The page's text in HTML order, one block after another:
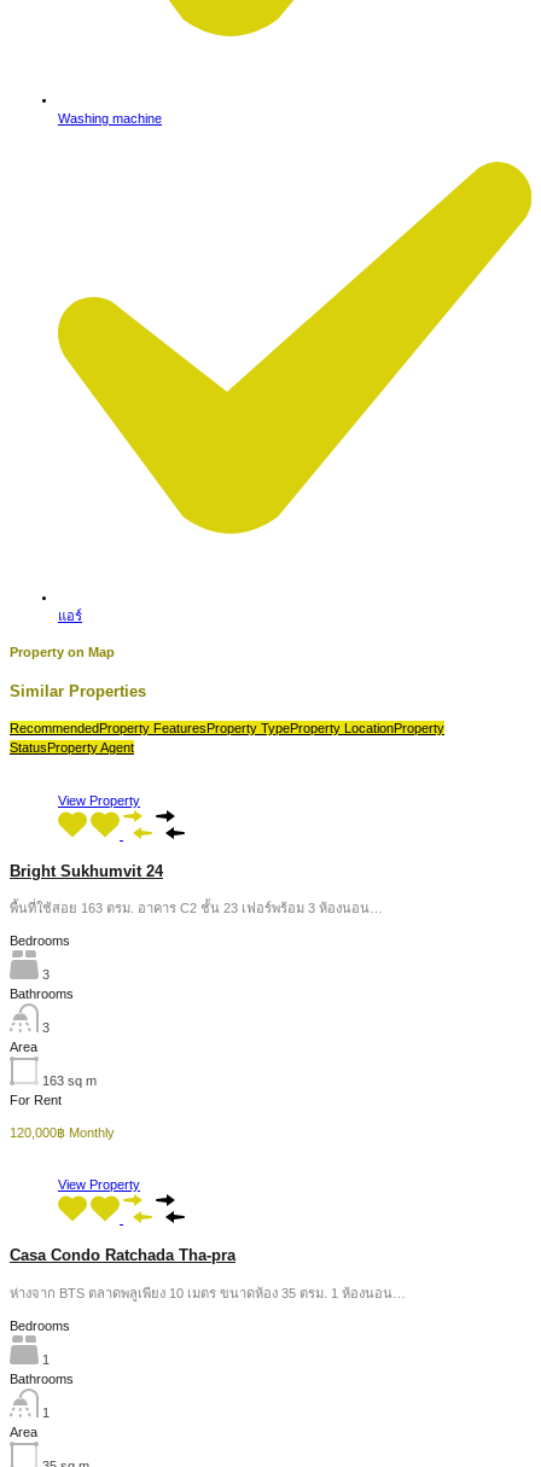
Washing machine
แอร์
Property on Map
Similar Properties
Recommended Property Features Property TypeProperty LocationProperty
Status Property Agent
View Property
Bright Sukhumvit 24
พื้นที่ใช้สอย 163 ตรม. อาคาร C2 ชั้น 23 เฟอร์พร้อม 3 ห้องนอน…
Bedrooms
3
Bathrooms
3
Area
163 sq m
For Rent
120,000฿ Monthly
View Property
Casa Condo Ratchada Tha-pra
ห่างจาก BTS ตลาดพลูเพียง 10 เมตร ขนาดห้อง 35 ตรม. 1 ห้องนอน…
Bedrooms
1
Bathrooms
1
Area